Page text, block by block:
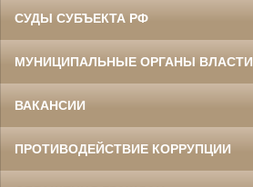
СУДЫ СУБЪЕКТА РФ
МУНИЦИПАЛЬНЫЕ ОРГАНЫ ВЛАСТИ
ВАКАНСИИ
ПРОТИВОДЕЙСТВИЕ КОРРУПЦИИ